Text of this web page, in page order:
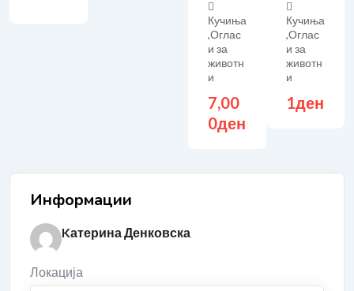
Кучиња
,Оглас
и за
животн
и
7,00
0ден
Кучиња
,Оглас
и за
животн
и
1ден
Информации
Kатерина Денковска
Локација